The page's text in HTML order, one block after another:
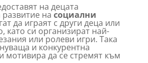
на децата
насоциални
да играят с други деца или
като си организират най-
или ролеви игри. Така
и конкурентна
мотивира да се стремят към